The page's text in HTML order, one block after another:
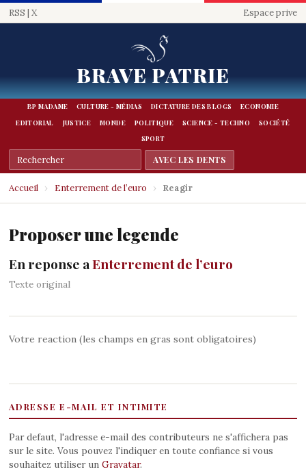
RSS | X Espace prive
BRAVE PATRIE
BP MADAME CULTURE - MÉDIAS DICTATURE DES BLOGS
ECONOMIE
EDITORIAL
JUSTICE MONDE POLITIQUE SCIENCE - TECHNO
SOCIÉTÉ
SPORT
Accueil › Enterrement de l’euro › Reagir
Proposer une legende
En reponse aEnterrement de l’euro
Texte original
Votre reaction (les champs en gras sont obligatoires)
ADRESSE E-MAIL ET INTIMITE
Par defaut, l'adresse e-mail des contributeurs ne s'affichera pas
sur le site. Vous pouvez l'indiquer en toute confiance si vous
souhaitez utiliser un Gravatar.